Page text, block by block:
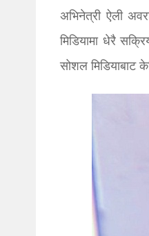
अभिनेत्री ऐली
मिडियामा धेरै
सोशल मिडियाबाट